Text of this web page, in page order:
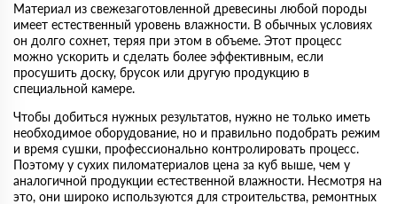
Материал из свежезаготовленной древесины любой породы
имеет естественный уровень влажности. В обычных условиях
он долго сохнет, теряя при этом в объеме. Этот процесс
можно ускорить и сделать более эффективным, если
просушить доску, брусок или другую продукцию в
специальной камере.
Чтобы добиться нужных результатов, нужно не только иметь
необходимое оборудование, но и правильно подобрать режим
и время сушки, профессионально контролировать процесс.
Поэтому у сухих пиломатериалов цена за куб выше, чем у
аналогичной продукции естественной влажности. Несмотря на
это, они широко используются для строительства, ремонтных